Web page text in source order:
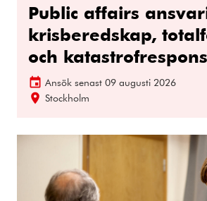
Public affairs
krisberedskap,
och katastrofrespons
Ansök senast 09 augusti 2026
Stockholm